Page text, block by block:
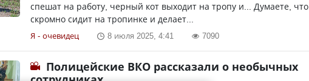
спешат на работу, черный кот выходит на тропу и... Думаете, что
скромно сидит на тропинке и делает...
Я - очевидец 8 июля 2025, 4:41 7090
Полицейские ВКО рассказали о необычных